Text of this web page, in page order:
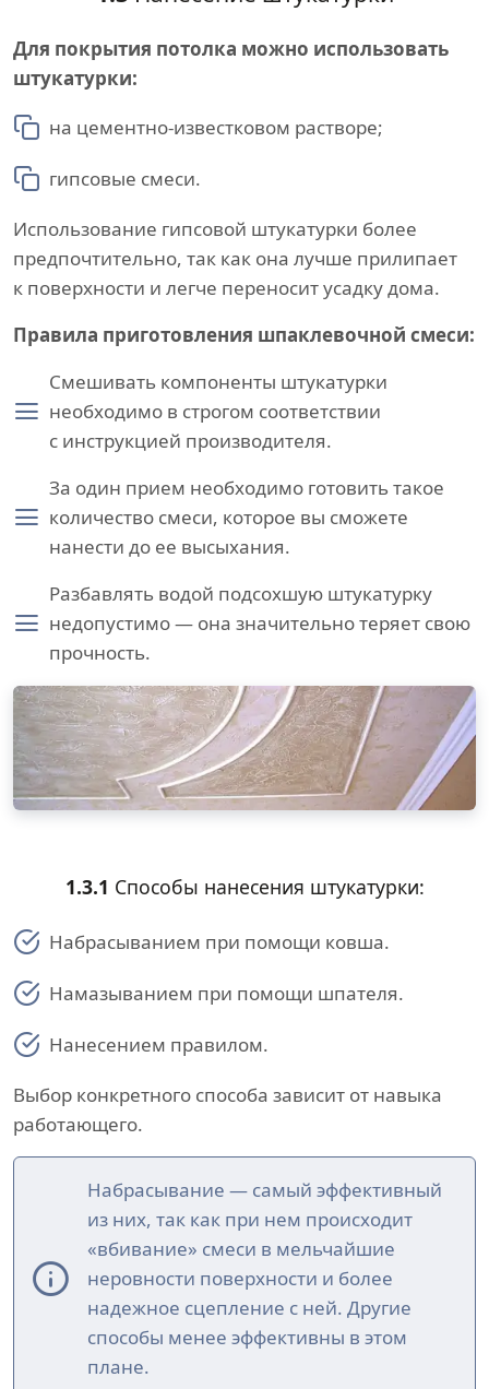
Для покрытия потолка можно использовать
штукатурки:
на цементно-известковом растворе;
гипсовые смеси.
Использование гипсовой штукатурки более
предпочтительно, так как она лучше прилипает
к поверхности и легче переносит усадку дома.
Правила приготовления шпаклевочной смеси:
Смешивать компоненты штукатурки
необходимо в строгом соответствии
с инструкцией производителя.
За один прием необходимо готовить такое
количество смеси, которое вы сможете
нанести до ее высыхания.
Разбавлять водой подсохшую штукатурку
недопустимо — она значительно теряет свою
прочность.
1.3.1 Способы нанесения штукатурки:
Набрасыванием при помощи ковша.
Намазыванием при помощи шпателя.
Нанесением правилом.
Выбор конкретного способа зависит от навыка
работающего.
Набрасывание — самый эффективный
из них, так как при нем происходит
«вбивание» смеси в мельчайшие
неровности поверхности и более
надежное сцепление с ней. Другие
способы менее эффективны в этом
плане.